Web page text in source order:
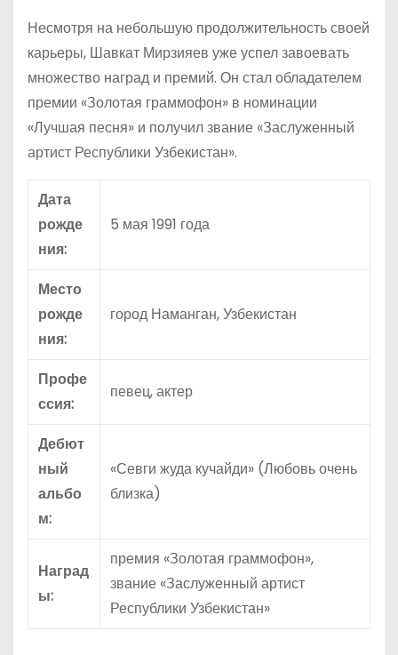
Несмотря на небольшую продолжительность своей
карьеры, Шавкат Мирзияев уже успел завоевать
множество наград и премий. Он стал обладателем
премии «Золотая граммофон» в номинации
«Лучшая песня» и получил звание «Заслуженный
артист Республики Узбекистан».
Дата
рожде
ния:
5 мая 1991 года
Место
рожде
ния:
город Наманган, Узбекистан
Профе
ссия:
певец, актер
Дебют
ный
альбо
м:
«Севги жуда кучайди» (Любовь очень
близка)
Наград
ы:
премия «Золотая граммофон»,
звание «Заслуженный артист
Республики Узбекистан»